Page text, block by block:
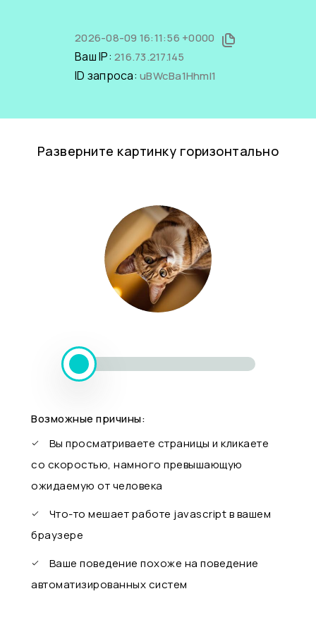
2026-08-09 16:11:56 +0000
Ваш IP: 216.73.217.145
ID запроса: uBWcBa1HhmI1
Разверните картинку горизонтально
Возможные причины:
Вы просматриваете страницы и кликаете
со скоростью, намного превышающую
ожидаемую от человека
Что-то мешает работе javascript в вашем
браузере
Ваше поведение похоже на поведение
автоматизированных систем